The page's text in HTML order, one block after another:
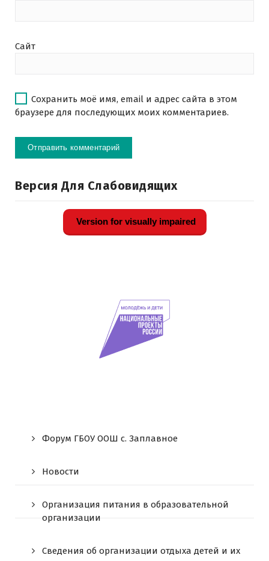
Сайт
Сохранить моё имя, email и адрес сайта в этом
браузере для последующих моих комментариев.
Версия Для Слабовидящих
Version for visually impaired
Форум ГБОУ ООШ c. Заплавное
Новости
Организация питания в образовательной
организации
Сведения об организации отдыха детей и их